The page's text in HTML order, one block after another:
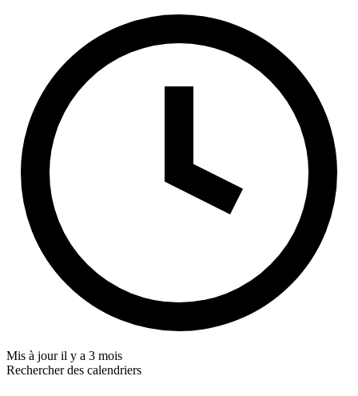
Mis à jour il y a 3 mois
Rechercher des calendriers